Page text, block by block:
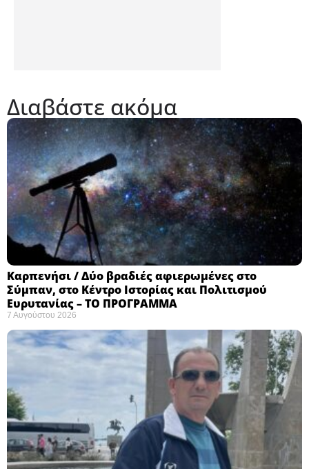
Διαβάστε ακόμα
Καρπενήσι / Δύο βραδιές αφιερωμένες στο
Σύμπαν, στο Κέντρο Ιστορίας και Πολιτισμού
Ευρυτανίας – ΤΟ ΠΡΟΓΡΑΜΜΑ
7 Αυγούστου 2026